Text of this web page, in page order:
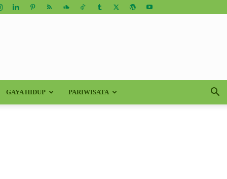
GAYA HIDUP PARIWISATA